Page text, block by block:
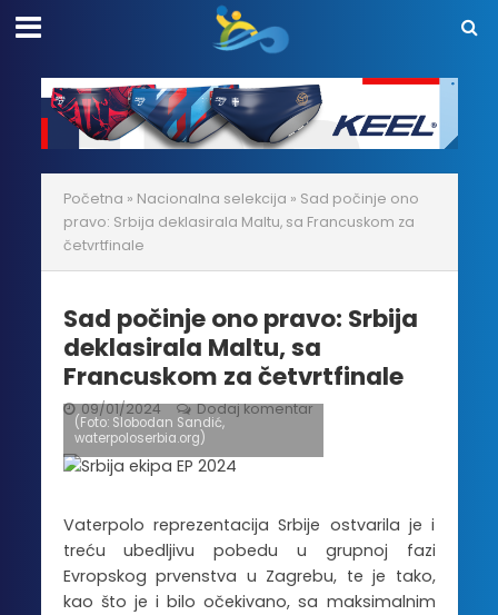
Početna » Nacionalna selekcija » Sad počinje ono
pravo: Srbija deklasirala Maltu, sa Francuskom za
četvrtfinale
Sad počinje ono pravo: Srbija
deklasirala Maltu, sa
Francuskom za četvrtfinale
09/01/2024 Dodaj komentar
(Foto: Slobodan Sandić,
waterpoloserbia.org)
Vaterpolo reprezentacija Srbije ostvarila je i
treću ubedljivu pobedu u grupnoj fazi
Evropskog prvenstva u Zagrebu, te je tako,
kao što je i bilo očekivano, sa maksimalnim